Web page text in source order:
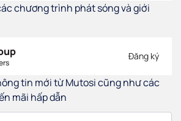
chương trình phát sóng và giới
Đăng ký
tin mới từ Mutosi cũng như các
mãi hấp dẫn